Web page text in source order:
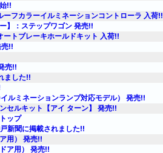
!!
フカラーイルミネーションコントローラ 入荷!!
】：ステップワゴン 発売!!
トブレーキホールドキット 入荷!!
!!
売!!
ました!!
ルミネーションランプ対応モデル） 発売!!
セルキット【アイ ターン】 発売!!
ップ
新聞に掲載されました!!
用） 発売!!
ア用） 発売!!